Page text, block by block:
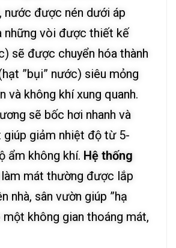
nước được nén dưới áp
những vòi được thiết kế
sẽ được chuyển hóa thành
”bụi” nước) siêu mỏng
và không khí xung quanh.
sẽ bốc hơi nhanh và
giúp giảm nhiệt độ từ 5-
ẩm không khí. Hệ thống
làm mát thường được lắp
nhà, sân vườn giúp ”hạ
một không gian thoáng mát,